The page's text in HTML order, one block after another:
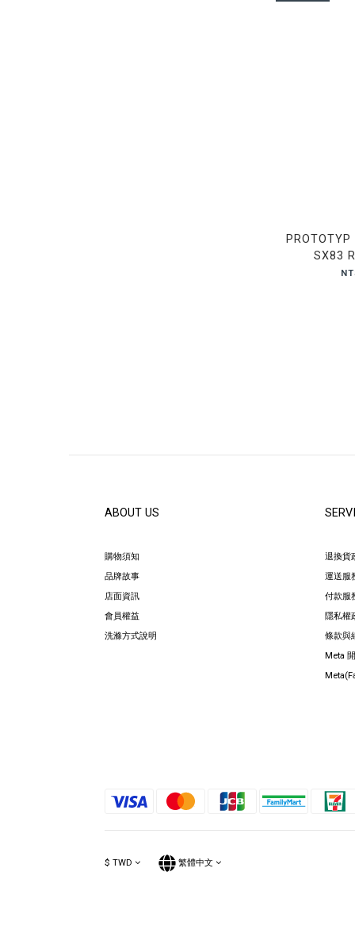
SX83
ABOUT US
購物須知
品牌故事
店面資訊
會員權益
洗滌方式說明
退換貨
運送服
付款服
隱私權
條款與
Meta
$ TWD 繁體中文